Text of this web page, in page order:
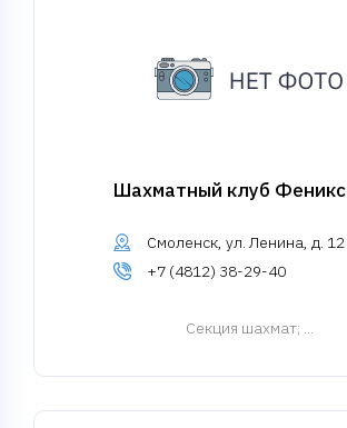
Шахматный клуб Феникс
Смоленск, ул. Ленина, д. 12
+7 (4812) 38-29-40
Cекция шахмат; ...